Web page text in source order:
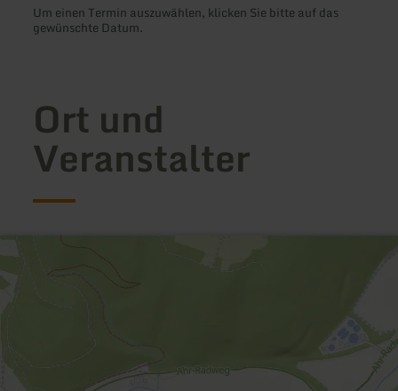
Um einen Termin auszuwählen, klicken Sie bitte auf das
gewünschte Datum.
Ort und
Veranstalter